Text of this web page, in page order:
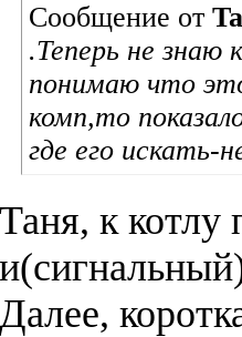
Сообщение от
.Теперь не знаю
понимаю что
комп,то
где его искать-
Таня, к котлу
Далее,